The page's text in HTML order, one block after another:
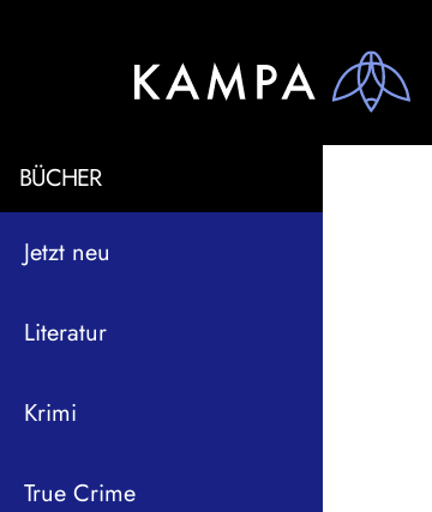
BÜCHER
Jetzt neu
Literatur
Krimi
True Crime